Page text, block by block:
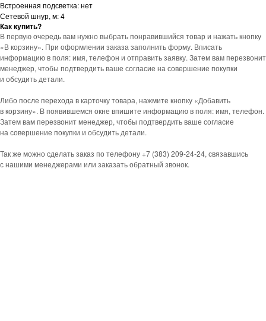
Встроенная подсветка: нет
Сетевой шнур, м: 4
Как купить?
В первую очередь вам нужно выбрать понравившийся товар и нажать кнопку
«В корзину». При оформлении заказа заполнить форму. Вписать
информацию в поля: имя, телефон и отправить заявку. Затем вам перезвонит
менеджер, чтобы подтвердить ваше согласие на совершение покупки
и обсудить детали.
Либо после перехода в карточку товара, нажмите кнопку «Добавить
в корзину». В появившемся окне впишите информацию в поля: имя, телефон.
Затем вам перезвонит менеджер, чтобы подтвердить ваше согласие
на совершение покупки и обсудить детали.
Так же можно сделать заказ по телефону +7 (383) 209-24-24, связавшись
с нашими менеджерами или заказать обратный звонок.